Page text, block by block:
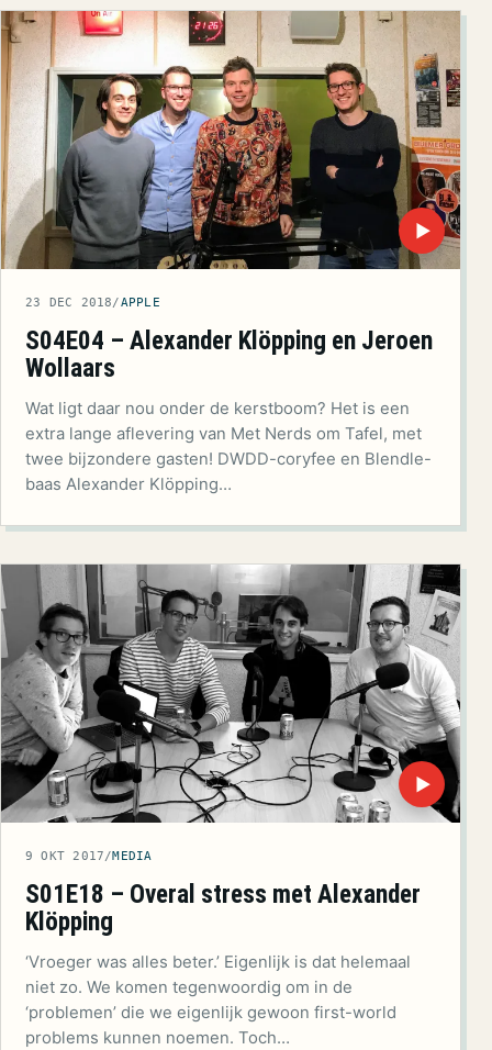
▶
23 DEC 2018/APPLE
S04E04 – Alexander Klöpping en Jeroen
Wollaars
Wat ligt daar nou onder de kerstboom? Het is een
extra lange aflevering van Met Nerds om Tafel, met
twee bijzondere gasten! DWDD-coryfee en Blendle-
baas Alexander Klöpping…
▶
9 OKT 2017/MEDIA
S01E18 – Overal stress met Alexander
Klöpping
‘Vroeger was alles beter.’ Eigenlijk is dat helemaal
niet zo. We komen tegenwoordig om in de
‘problemen’ die we eigenlijk gewoon first-world
problems kunnen noemen. Toch…